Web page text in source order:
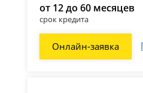
от 12 до 60 месяцев
срок кредита
Онлайн-заявка